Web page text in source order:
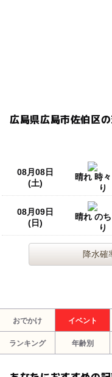
広島県広島市佐伯区
08月08日
(土)
晴れ 時
り
08月09日
(日)
晴れ の
り
降水確
おでかけ イベント
ランキング 年齢別